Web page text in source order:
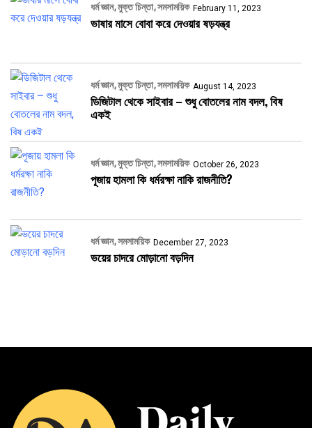
ধর্ম জ্ঞান মুক্ত চিন্তা সমসাময়িক February 11, 2023
ভাষার মাসে বোবা করে দেওয়ার ষড়যন্ত্র
ধর্ম জ্ঞান মুক্ত চিন্তা সমসাময়িক August 14, 2023
ডিজিটাল থেকে সাইবার – শুধু বোতলের নাম বদল, বিষ
একই
ধর্ম জ্ঞান মুক্ত চিন্তা সমসাময়িক October 26, 2023
পূজায় হামলা কি ধর্মরক্ষা নাকি রাজনীতি?
ধর্ম জ্ঞান সমসাময়িক December 27, 2023
ভয়ের চাদরে মোড়ানো বড়দিন